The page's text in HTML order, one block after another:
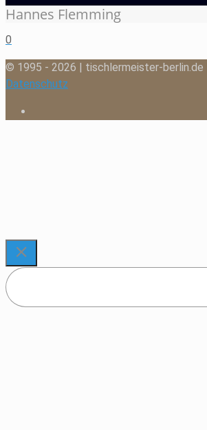
Hannes Flemming
0
© 1995 - 2026 | tischlermeister-berlin.de |
Datenschutz